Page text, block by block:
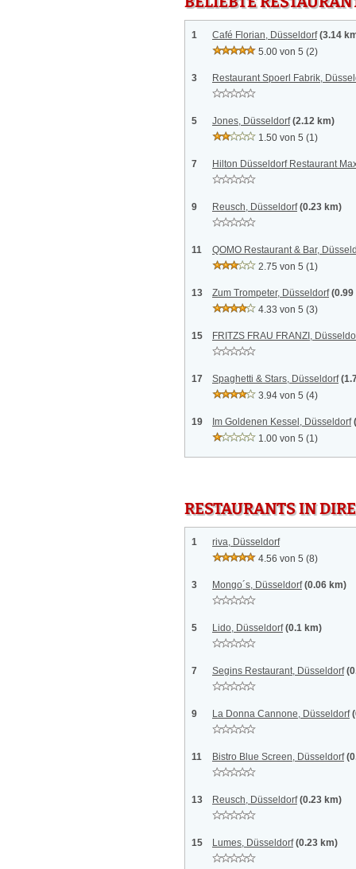
1 Café Florian, Düsseldorf (3.14
5.00 von 5 (2)
3 Restaurant Spoerl Fabrik,
5 Jones, Düsseldorf (2.12 km)
1.50 von 5 (1)
7 Hilton Düsseldorf Restaurant
9 Reusch, Düsseldorf (0.23 km)
11
QOMO Restaurant & Bar,
2.75 von 5 (1)
13 Zum Trompeter, Düsseldorf
4.33 von 5 (3)
15 FRITZS FRAU FRANZI,
17 Spaghetti & Stars, Düsseldorf
3.94 von 5 (4)
19 Im Goldenen Kessel, Düsseldorf
1.00 von 5 (1)
RESTAURANTS IN
1
riva, Düsseldorf
4.56 von 5 (8)
3 Mongo´s, Düsseldorf (0.06 km)
5 Lido, Düsseldorf (0.1 km)
7 Segins Restaurant, Düsseldorf
9 La Donna Cannone, Düsseldorf
11 Bistro Blue Screen, Düsseldorf
13 Reusch, Düsseldorf (0.23 km)
15 Lumes, Düsseldorf (0.23 km)